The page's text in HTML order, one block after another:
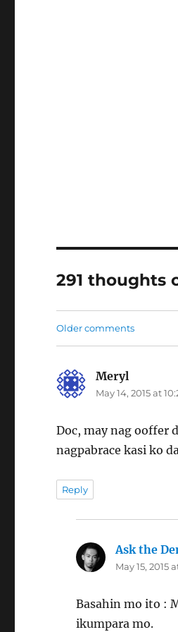
291 thoughts
Comments
Older comments
Meryl
May 14, 2015 at
Doc, may nag ooffer
nagpabrace kasi ko
Reply
Ask the
May 15, 2015
Basahin mo ito :
ikumpara mo.